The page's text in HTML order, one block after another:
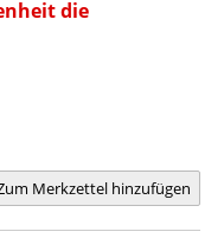
die
Merkzettel hinzufügen